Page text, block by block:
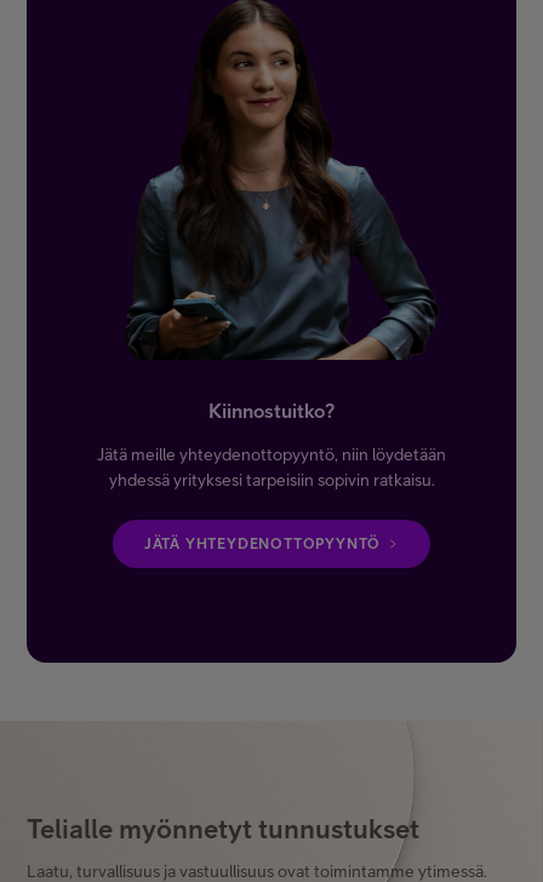
Kiinnostuitko?
Jätä meille yhteydenottopyyntö, niin löydetään
yhdessä yrityksesi tarpeisiin sopivin ratkaisu.
JÄTÄ YHTEYDENOTTOPYYNTÖ
Telialle myönnetyt tunnustukset
Laatu, turvallisuus ja vastuullisuus ovat toimintamme ytimessä.